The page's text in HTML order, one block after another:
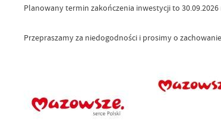
Planowany termin zakończenia inwestycji to 30.09.2026
Przepraszamy za niedogodności i prosimy o